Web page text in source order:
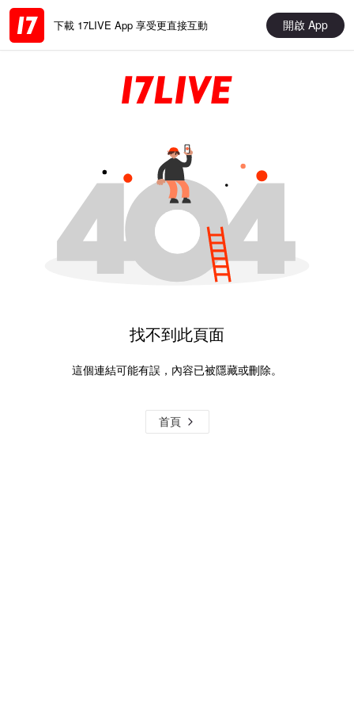
下載 17LIVE App 享受更直接互動 開啟 App
找不到此頁面
這個連結可能有誤，內容已被隱藏或刪除。
首頁